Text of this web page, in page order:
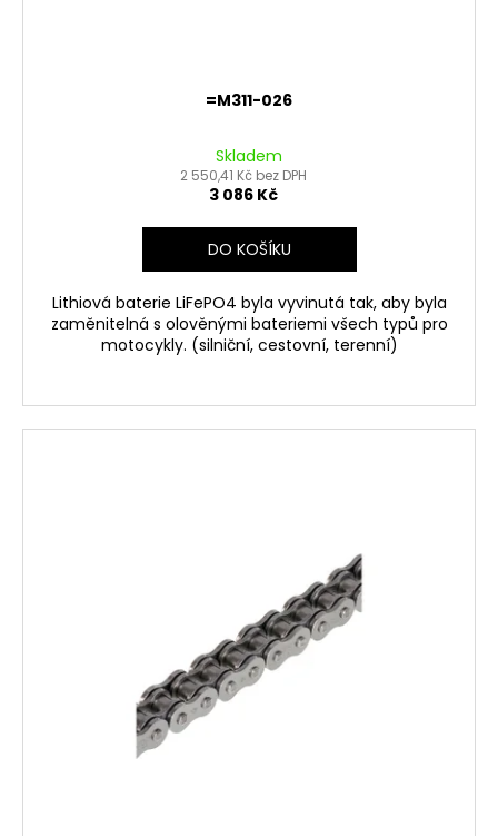
=M311-026
Skladem
2 550,41 Kč bez DPH
3 086 Kč
DO KOŠÍKU
Lithiová baterie LiFePO4 byla vyvinutá tak, aby byla
zaměnitelná s olověnými bateriemi všech typů pro
motocykly. (silniční, cestovní, terenní)